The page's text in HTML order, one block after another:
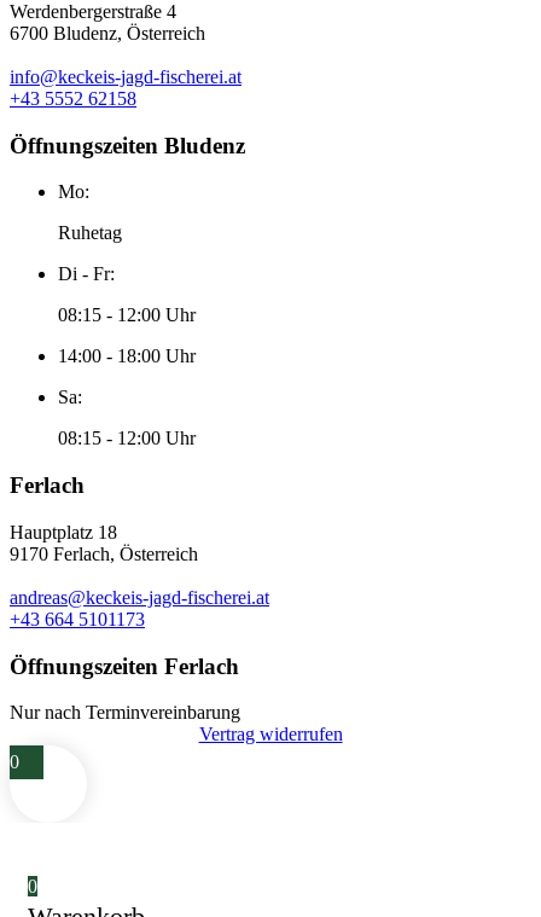
Werdenbergerstraße 4
6700 Bludenz, Österreich
info@keckeis-jagd-fischerei.at
+43 5552 62158
Öffnungszeiten Bludenz
Mo:
Ruhetag
Di - Fr:
08:15 - 12:00 Uhr
14:00 - 18:00 Uhr
Sa:
08:15 - 12:00 Uhr
Ferlach
Hauptplatz 18
9170 Ferlach, Österreich
andreas@keckeis-jagd-fischerei.at
+43 664 5101173
Öffnungszeiten Ferlach
Nur nach Terminvereinbarung
Vertrag widerrufen
0
0